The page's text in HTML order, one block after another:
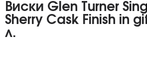
Виски Glen Turner
Sherry Cask Finish in
л.